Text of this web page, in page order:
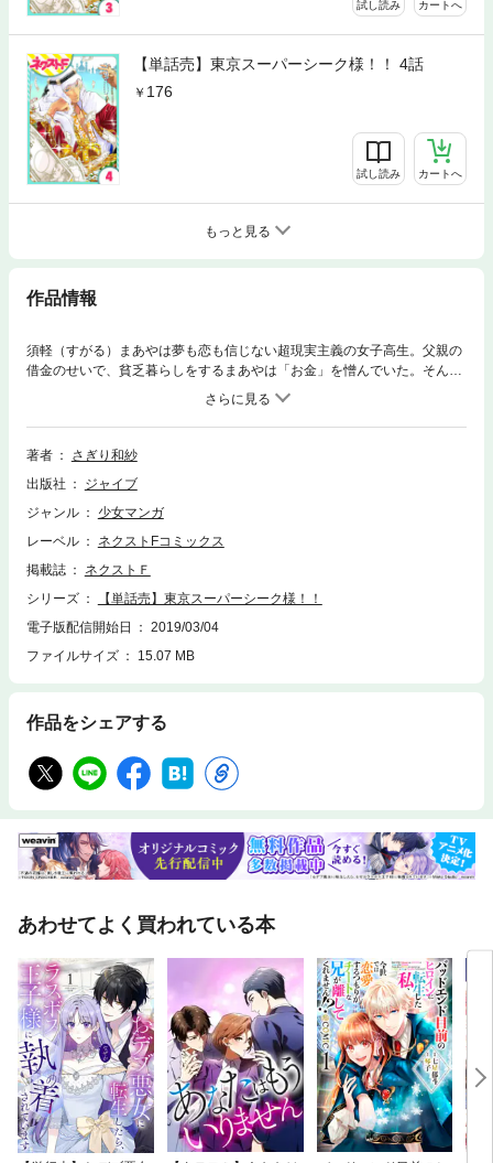
試し読み カートへ
【単話売】東京スーパーシーク様！！ 4話
176
試し読み カートへ
もっと見る
作品情報
須軽（すがる）まあやは夢も恋も信じない超現実主義の女子高生。父親の
借金のせいで、貧乏暮らしをするまあやは「お金」を憎んでいた。そんな
まあやの前に大量のお金とともに、アラブの石油王「シーク」が現れる。
彼に突然、「君を父親から買った」と言われたまあやは―――!?新感覚ビ
リオネア・ラブコメディー!!（この作品はコミックス版の「東京スーパー
シーク様!!」1巻に収録されています。重複購入にご注意ください。）
著者
さぎり和紗
出版社
ジャイブ
ジャンル
少女マンガ
レーベル
ネクストFコミックス
掲載誌
ネクストＦ
シリーズ
【単話売】東京スーパーシーク様！！
電子版配信開始日
2019/03/04
ファイルサイズ
15.07 MB
作品をシェアする
あわせてよく買われている本